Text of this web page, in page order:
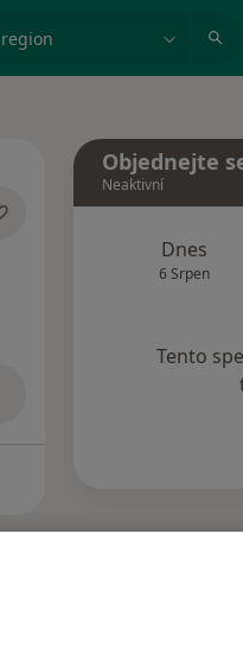
region
Objednejte
Neaktivní
Dnes
6 Srpen
Tento